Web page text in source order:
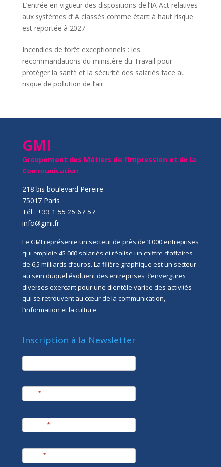
L’entrée en vigueur des dispositions de l’IA Act relatives
aux systèmes d’IA classés comme étant à haut risque
est reportée à 2027
Incendies de forêt exceptionnels : les
recommandations du ministère du Travail pour
protéger la santé et la sécurité des salariés face au
risque de pollution de l’air
GMI
Groupement des Métiers de l’Impression et de la
Communication
218 bis boulevard Pereire
75017 Paris
Tél : +33 1 55 25 67 57
info@gmi.fr
Le GMI représente un secteur de près de 3 000 entreprises
qui emploie 45 000 salariés et réalise un chiffre d’affaires
de 6,5 milliards d’euros. La filière graphique est un secteur
au sein duquel évoluent des entreprises d’envergures
diverses exerçant pour une clientèle variée des activités
qui se retrouvent au cœur de la communication,
l’information et la culture.
Inscription à la Newsletter
newsletter
*
*
*